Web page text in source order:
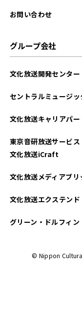
お問い合わせ
グループ会社
文化放送開発センター
セントラルミュージッ
文化放送キャリアパー
東京音研放送サービス
文化放送iCraft
文化放送メディアブリ
文化放送エクステンド
グリーン・ドルフィン
© Nippon